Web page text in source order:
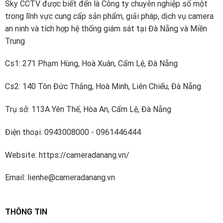
3. Camera HD-TVI Hikvision ngoài trời cố định
DS-2CE16D0T-IRP có tốt không, nên mua
không?
DS-2CE16D0T-IRP là camera HDTVI công nghệ mới, độ
hồng ngoại thông minh, mẫu mã thu hút khách hàng và
tiêu dùng có thể quản lý gia đình và công việc một cách
Sky CCTV được biết đến là Công ty chuyên nghiệp số một
trong lĩnh vực cung cấp sản phẩm, giải pháp, dịch vụ camera
an ninh và tích hợp hệ thống giám sát tại Đà Nẵng và Miền
Trung
Cs1: 271 Phạm Hùng, Hoà Xuân, Cẩm Lệ, Đà Nẵng
Cs2: 140 Tôn Đức Thắng, Hoà Minh, Liên Chiểu, Đà Nẵng
Trụ sở: 113A Yên Thế, Hòa An, Cẩm Lệ, Đà Nẵng
Điện thoại: 0943008000 - 0961446444
Website: https://cameradanang.vn/
Email: lienhe@cameradanang.vn
THÔNG TIN